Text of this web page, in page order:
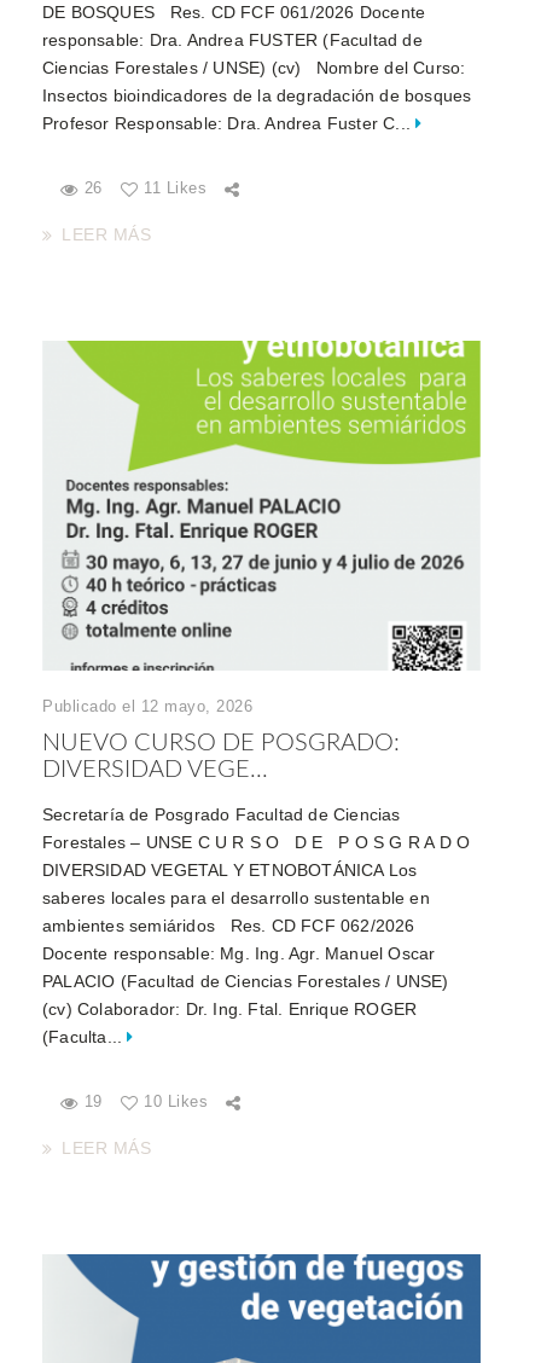
DE BOSQUES Res. CD FCF 061/2026 Docente
responsable: Dra. Andrea FUSTER (Facultad de
Ciencias Forestales / UNSE) (cv) Nombre del Curso:
Insectos bioindicadores de la degradación de bosques
Profesor Responsable: Dra. Andrea Fuster C...
26 11 Likes
LEER MÁS
Publicado el 12 mayo, 2026
NUEVO CURSO DE POSGRADO:
DIVERSIDAD VEGE...
Secretaría de Posgrado Facultad de Ciencias
Forestales – UNSE C U R S O D E P O S G R A D O
DIVERSIDAD VEGETAL Y ETNOBOTÁNICA Los
saberes locales para el desarrollo sustentable en
ambientes semiáridos Res. CD FCF 062/2026
Docente responsable: Mg. Ing. Agr. Manuel Oscar
PALACIO (Facultad de Ciencias Forestales / UNSE)
(cv) Colaborador: Dr. Ing. Ftal. Enrique ROGER
(Faculta...
19 10 Likes
LEER MÁS